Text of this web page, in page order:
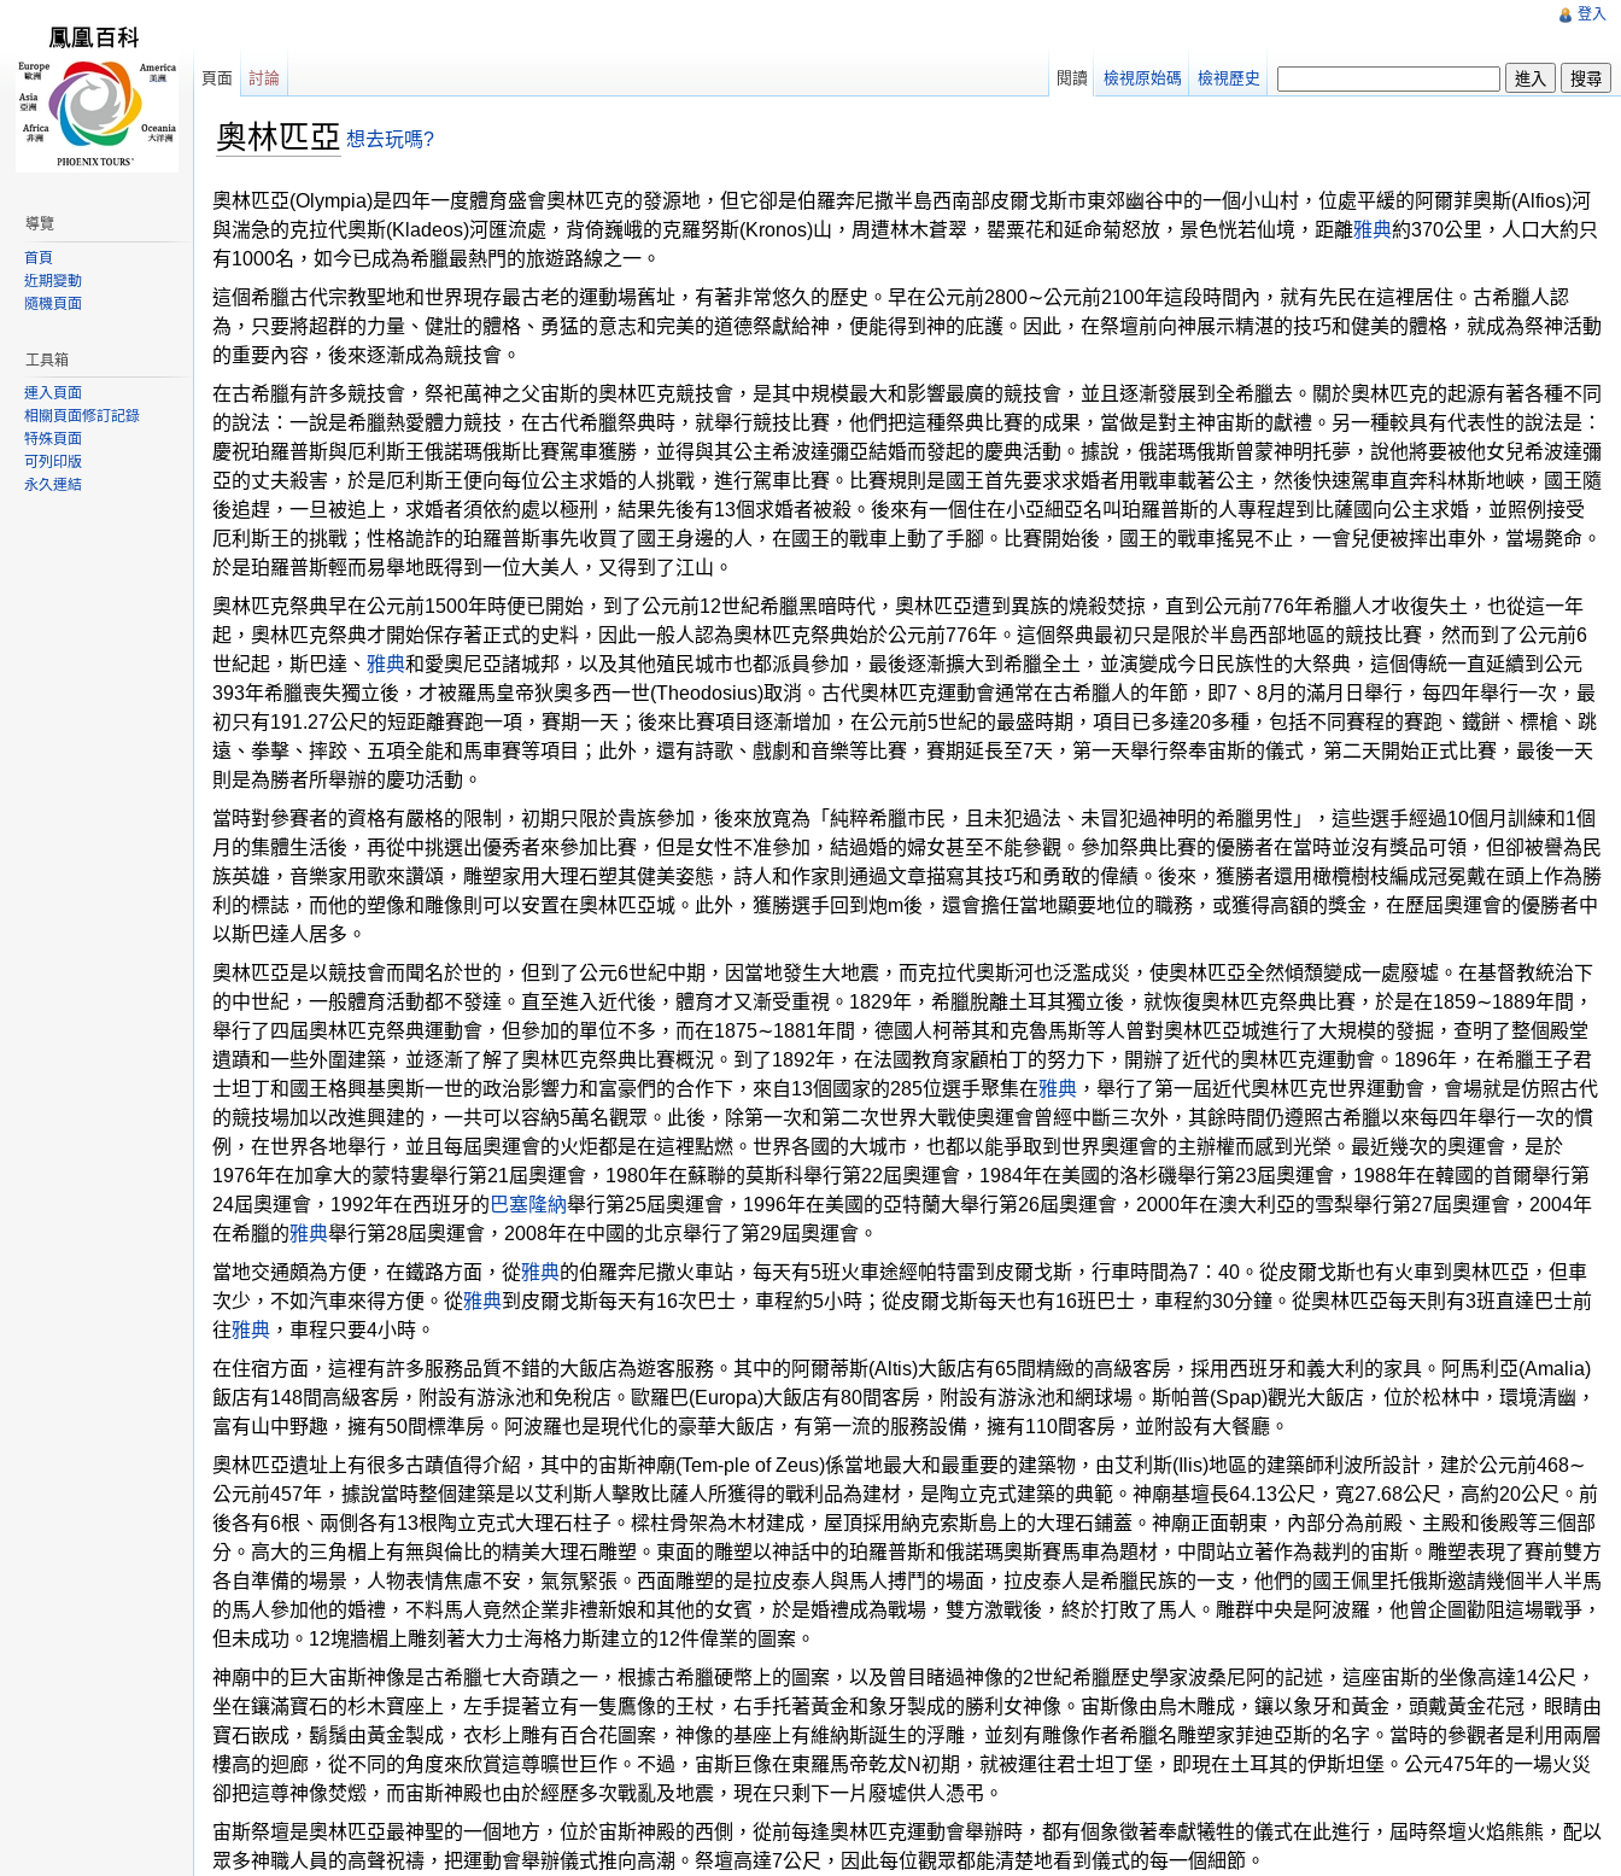
奧林匹亞 想去玩嗎?
奧林匹亞(Olympia)是四年一度體育盛會奧林匹克的發源地，但它卻是伯羅奔尼撒半島西南部皮爾戈斯市東郊幽谷中的一個小山村，位處平緩的阿爾菲奧斯(Alfios)河
與湍急的克拉代奧斯(Kladeos)河匯流處，背倚巍峨的克羅努斯(Kronos)山，周遭林木蒼翠，罌粟花和延命菊怒放，景色恍若仙境，距離雅典約370公里，人口大約只
有1000名，如今已成為希臘最熱門的旅遊路線之一。
這個希臘古代宗教聖地和世界現存最古老的運動場舊址，有著非常悠久的歷史。早在公元前2800∼公元前2100年這段時間內，就有先民在這裡居住。古希臘人認
為，只要將超群的力量、健壯的體格、勇猛的意志和完美的道德祭獻給神，便能得到神的庇護。因此，在祭壇前向神展示精湛的技巧和健美的體格，就成為祭神活動
的重要內容，後來逐漸成為競技會。
在古希臘有許多競技會，祭祀萬神之父宙斯的奧林匹克競技會，是其中規模最大和影響最廣的競技會，並且逐漸發展到全希臘去。關於奧林匹克的起源有著各種不同
的說法：一說是希臘熱愛體力競技，在古代希臘祭典時，就舉行競技比賽，他們把這種祭典比賽的成果，當做是對主神宙斯的獻禮。另一種較具有代表性的說法是：
慶祝珀羅普斯與厄利斯王俄諾瑪俄斯比賽駕車獲勝，並得與其公主希波達彌亞結婚而發起的慶典活動。據說，俄諾瑪俄斯曾蒙神明托夢，說他將要被他女兒希波達彌
亞的丈夫殺害，於是厄利斯王便向每位公主求婚的人挑戰，進行駕車比賽。比賽規則是國王首先要求求婚者用戰車載著公主，然後快速駕車直奔科林斯地峽，國王隨
後追趕，一旦被追上，求婚者須依約處以極刑，結果先後有13個求婚者被殺。後來有一個住在小亞細亞名叫珀羅普斯的人專程趕到比薩國向公主求婚，並照例接受
厄利斯王的挑戰；性格詭詐的珀羅普斯事先收買了國王身邊的人，在國王的戰車上動了手腳。比賽開始後，國王的戰車搖晃不止，一會兒便被摔出車外，當場斃命。
於是珀羅普斯輕而易舉地既得到一位大美人，又得到了江山。
奧林匹克祭典早在公元前1500年時便已開始，到了公元前12世紀希臘黑暗時代，奧林匹亞遭到異族的燒殺焚掠，直到公元前776年希臘人才收復失土，也從這一年
起，奧林匹克祭典才開始保存著正式的史料，因此一般人認為奧林匹克祭典始於公元前776年。這個祭典最初只是限於半島西部地區的競技比賽，然而到了公元前6
世紀起，斯巴達、 雅典和愛奧尼亞諸城邦，以及其他殖民城市也都派員參加，最後逐漸擴大到希臘全土，並演變成今日民族性的大祭典，這個傳統一直延續到公元
393年希臘喪失獨立後，才被羅馬皇帝狄奧多西一世(Theodosius)取消。古代奧林匹克運動會通常在古希臘人的年節，即7、8月的滿月日舉行，每四年舉行一次，最
初只有191.27公尺的短距離賽跑一項，賽期一天；後來比賽項目逐漸增加，在公元前5世紀的最盛時期，項目已多達20多種，包括不同賽程的賽跑、鐵餅、標槍、跳
遠、拳擊、摔跤、五項全能和馬車賽等項目；此外，還有詩歌、戲劇和音樂等比賽，賽期延長至7天，第一天舉行祭奉宙斯的儀式，第二天開始正式比賽，最後一天
則是為勝者所舉辦的慶功活動。
當時對參賽者的資格有嚴格的限制，初期只限於貴族參加，後來放寬為「純粹希臘市民，且未犯過法、未冒犯過神明的希臘男性」，這些選手經過10個月訓練和1個
月的集體生活後，再從中挑選出優秀者來參加比賽，但是女性不准參加，結過婚的婦女甚至不能參觀。參加祭典比賽的優勝者在當時並沒有獎品可領，但卻被譽為民
族英雄，音樂家用歌來讚頌，雕塑家用大理石塑其健美姿態，詩人和作家則通過文章描寫其技巧和勇敢的偉績。後來，獲勝者還用橄欖樹枝編成冠冕戴在頭上作為勝
利的標誌，而他的塑像和雕像則可以安置在奧林匹亞城。此外，獲勝選手回到炮m後，還會擔任當地顯要地位的職務，或獲得高額的獎金，在歷屆奧運會的優勝者中
以斯巴達人居多。
奧林匹亞是以競技會而聞名於世的，但到了公元6世紀中期，因當地發生大地震，而克拉代奧斯河也泛濫成災，使奧林匹亞全然傾頹變成一處廢墟。在基督教統治下
的中世紀，一般體育活動都不發達。直至進入近代後，體育才又漸受重視。1829年，希臘脫離土耳其獨立後，就恢復奧林匹克祭典比賽，於是在1859∼1889年間，
舉行了四屆奧林匹克祭典運動會，但參加的單位不多，而在1875∼1881年間，德國人柯蒂其和克魯馬斯等人曾對奧林匹亞城進行了大規模的發掘，查明了整個殿堂
遺蹟和一些外圍建築，並逐漸了解了奧林匹克祭典比賽概況。到了1892年，在法國教育家顧柏丁的努力下，開辦了近代的奧林匹克運動會。1896年，在希臘王子君
士坦丁和國王格興基奧斯一世的政治影響力和富豪們的合作下，來自13個國家的285位選手聚集在雅典 ，舉行了第一屆近代奧林匹克世界運動會，會場就是仿照古代
的競技場加以改進興建的，一共可以容納5萬名觀眾。此後，除第一次和第二次世界大戰使奧運會曾經中斷三次外，其餘時間仍遵照古希臘以來每四年舉行一次的慣
例，在世界各地舉行，並且每屆奧運會的火炬都是在這裡點燃。世界各國的大城市，也都以能爭取到世界奧運會的主辦權而感到光榮。最近幾次的奧運會，是於
1976年在加拿大的蒙特婁舉行第21屆奧運會，1980年在蘇聯的莫斯科舉行第22屆奧運會，1984年在美國的洛杉磯舉行第23屆奧運會，1988年在韓國的首爾舉行第
24屆奧運會，1992年在西班牙的 巴塞隆納舉行第25屆奧運會，1996年在美國的亞特蘭大舉行第26屆奧運會，2000年在澳大利亞的雪梨舉行第27屆奧運會，2004年
在希臘的雅典舉行第28屆奧運會，2008年在中國的北京舉行了第29屆奧運會。
當地交通頗為方便，在鐵路方面，從雅典的伯羅奔尼撒火車站，每天有5班火車途經帕特雷到皮爾戈斯，行車時間為7：40。從皮爾戈斯也有火車到奧林匹亞，但車
次少，不如汽車來得方便。從雅典到皮爾戈斯每天有16次巴士，車程約5小時；從皮爾戈斯每天也有16班巴士，車程約30分鐘。從奧林匹亞每天則有3班直達巴士前
往雅典 ，車程只要4小時。
在住宿方面，這裡有許多服務品質不錯的大飯店為遊客服務。其中的阿爾蒂斯(Altis)大飯店有65間精緻的高級客房，採用西班牙和義大利的家具。阿馬利亞(Amalia)
飯店有148間高級客房，附設有游泳池和免稅店。歐羅巴(Europa)大飯店有80間客房，附設有游泳池和網球場。斯帕普(Spap)觀光大飯店，位於松林中，環境清幽，
富有山中野趣，擁有50間標準房。阿波羅也是現代化的豪華大飯店，有第一流的服務設備，擁有110間客房，並附設有大餐廳。
奧林匹亞遺址上有很多古蹟值得介紹，其中的宙斯神廟(Tem-ple of Zeus)係當地最大和最重要的建築物，由艾利斯(Ilis)地區的建築師利波所設計，建於公元前468∼
公元前457年，據說當時整個建築是以艾利斯人擊敗比薩人所獲得的戰利品為建材，是陶立克式建築的典範。神廟基壇長64.13公尺，寬27.68公尺，高約20公尺。前
後各有6根、兩側各有13根陶立克式大理石柱子。樑柱骨架為木材建成，屋頂採用納克索斯島上的大理石鋪蓋。神廟正面朝東，內部分為前殿、主殿和後殿等三個部
分。高大的三角楣上有無與倫比的精美大理石雕塑。東面的雕塑以神話中的珀羅普斯和俄諾瑪奧斯賽馬車為題材，中間站立著作為裁判的宙斯。雕塑表現了賽前雙方
各自準備的場景，人物表情焦慮不安，氣氛緊張。西面雕塑的是拉皮泰人與馬人搏鬥的場面，拉皮泰人是希臘民族的一支，他們的國王佩里托俄斯邀請幾個半人半馬
的馬人參加他的婚禮，不料馬人竟然企業非禮新娘和其他的女賓，於是婚禮成為戰場，雙方激戰後，終於打敗了馬人。雕群中央是阿波羅，他曾企圖勸阻這場戰爭，
但未成功。12塊牆楣上雕刻著大力士海格力斯建立的12件偉業的圖案。
神廟中的巨大宙斯神像是古希臘七大奇蹟之一，根據古希臘硬幣上的圖案，以及曾目睹過神像的2世紀希臘歷史學家波桑尼阿的記述，這座宙斯的坐像高達14公尺，
坐在鑲滿寶石的杉木寶座上，左手提著立有一隻鷹像的王杖，右手托著黃金和象牙製成的勝利女神像。宙斯像由烏木雕成，鑲以象牙和黃金，頭戴黃金花冠，眼睛由
寶石嵌成，鬍鬚由黃金製成，衣杉上雕有百合花圖案，神像的基座上有維納斯誕生的浮雕，並刻有雕像作者希臘名雕塑家菲迪亞斯的名字。當時的參觀者是利用兩層
樓高的迴廊，從不同的角度來欣賞這尊曠世巨作。不過，宙斯巨像在東羅馬帝乾犮N初期，就被運往君士坦丁堡，即現在土耳其的伊斯坦堡。公元475年的一場火災
卻把這尊神像焚燬，而宙斯神殿也由於經歷多次戰亂及地震，現在只剩下一片廢墟供人憑弔。
宙斯祭壇是奧林匹亞最神聖的一個地方，位於宙斯神殿的西側，從前每逢奧林匹克運動會舉辦時，都有個象徵著奉獻犧牲的儀式在此進行，屆時祭壇火焰熊熊，配以
眾多神職人員的高聲祝禱，把運動會舉辦儀式推向高潮。祭壇高達7公尺，因此每位觀眾都能清楚地看到儀式的每一個細節。
登入
頁面 討論 閱讀 檢視原始碼 檢視歷史
導覽
首頁
近期變動
隨機頁面
工具箱
連入頁面
相關頁面修訂記錄
特殊頁面
可列印版
永久連結